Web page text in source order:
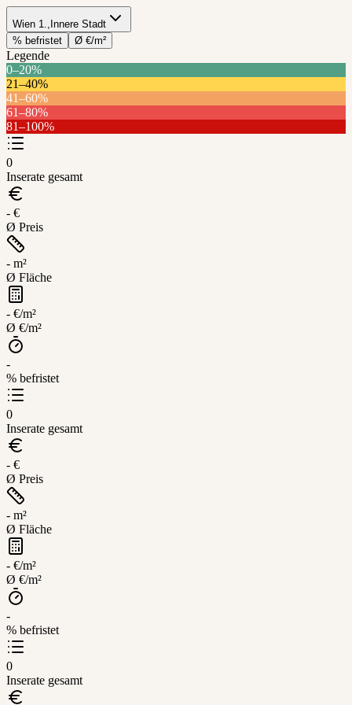
Wien 1.,Innere Stadt
% befristet
Ø €/m²
Legende
0–20%
21–40%
41–60%
61–80%
81–100%
Wien
1.,Innere
Stadt
0
Inserate gesamt
- €
Ø Preis
- m²
Ø Fläche
- €/m²
Ø €/m²
-
% befristet
0
Inserate gesamt
- €
Ø Preis
- m²
Ø Fläche
- €/m²
Ø €/m²
-
% befristet
0
Inserate gesamt